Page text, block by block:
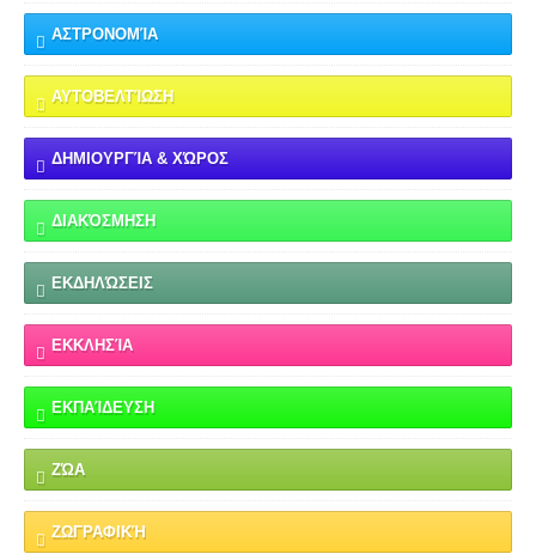
ΑΣΤΡΟΝΟΜΊΑ
ΑΥΤΟΒΕΛΤΊΩΣΗ
ΔΗΜΙΟΥΡΓΊΑ & ΧΏΡΟΣ
ΔΙΑΚΌΣΜΗΣΗ
ΕΚΔΗΛΏΣΕΙΣ
ΕΚΚΛΗΣΊΑ
ΕΚΠΑΊΔΕΥΣΗ
ΖΏΑ
ΖΩΓΡΑΦΙΚΉ